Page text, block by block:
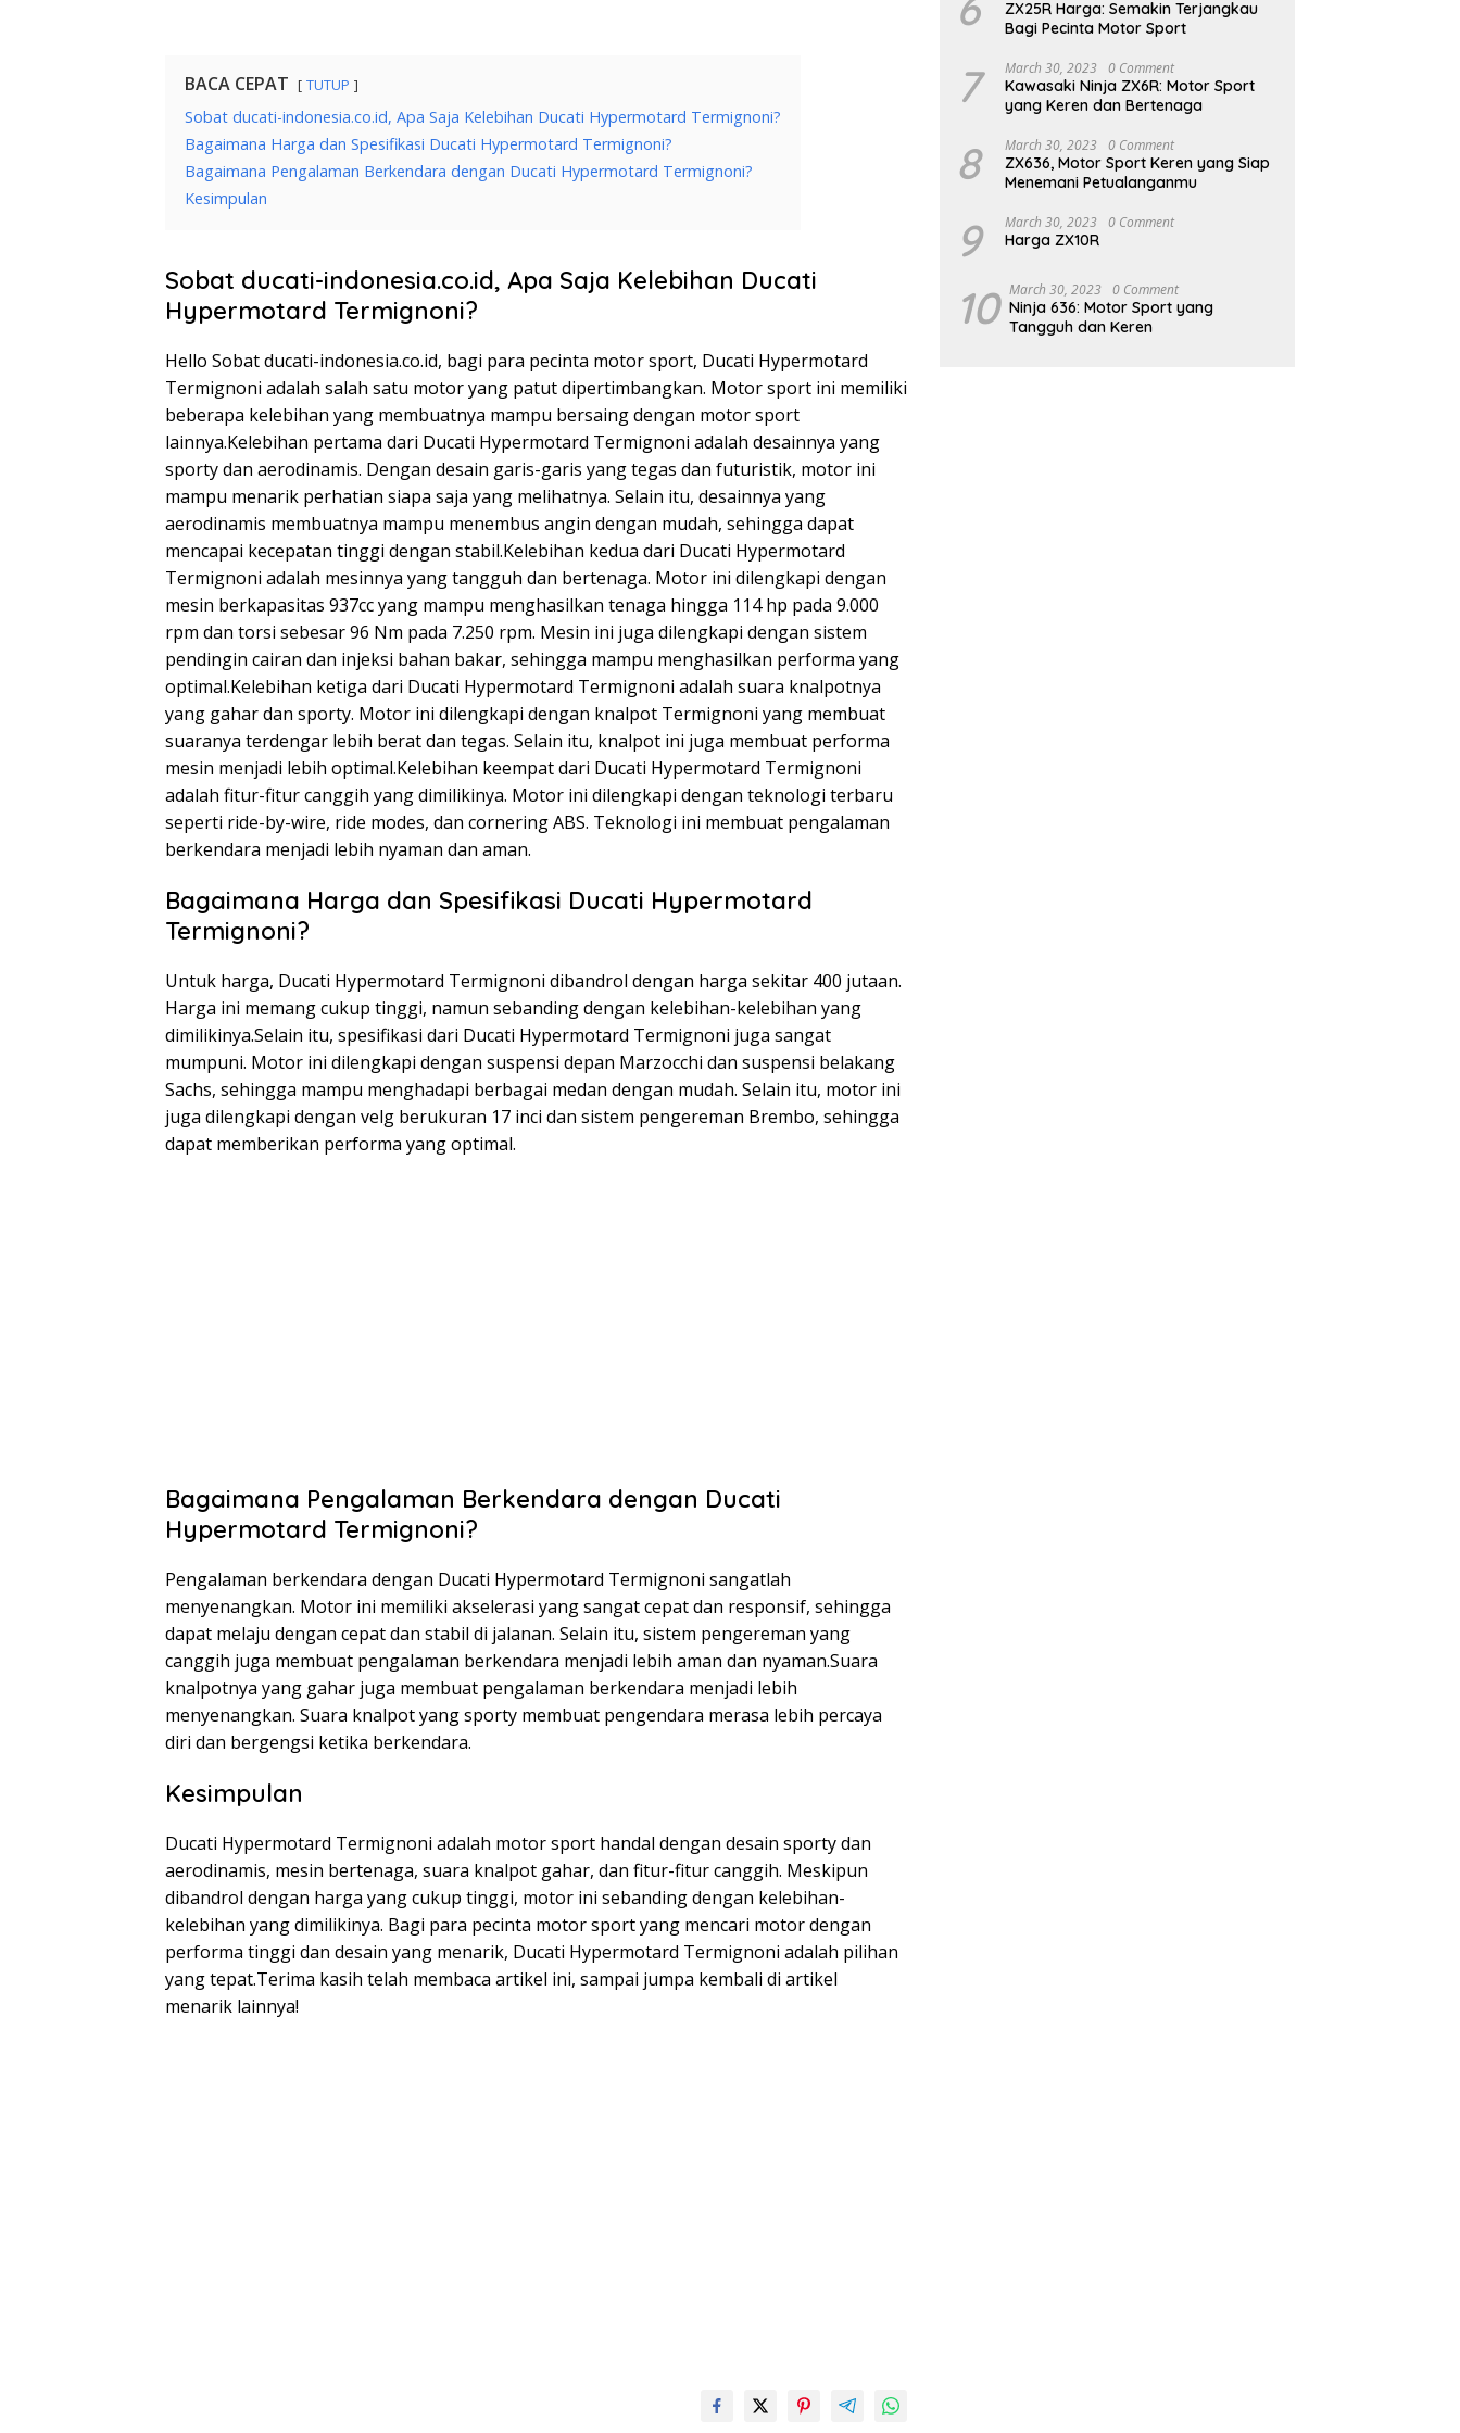
BACA CEPAT TUTUP
Sobat ducati-indonesia.co.id, Apa Saja Kelebihan Ducati Hypermotard Termignoni?
Bagaimana Harga dan Spesifikasi Ducati Hypermotard Termignoni?
Bagaimana Pengalaman Berkendara dengan Ducati Hypermotard Termignoni?
Kesimpulan
Sobat ducati-indonesia.co.id, Apa Saja Kelebihan Ducati
Hypermotard Termignoni?
Hello Sobat ducati-indonesia.co.id, bagi para pecinta motor sport, Ducati Hypermotard
Termignoni adalah salah satu motor yang patut dipertimbangkan. Motor sport ini memiliki
beberapa kelebihan yang membuatnya mampu bersaing dengan motor sport
lainnya.Kelebihan pertama dari Ducati Hypermotard Termignoni adalah desainnya yang
sporty dan aerodinamis. Dengan desain garis-garis yang tegas dan futuristik, motor ini
mampu menarik perhatian siapa saja yang melihatnya. Selain itu, desainnya yang
aerodinamis membuatnya mampu menembus angin dengan mudah, sehingga dapat
mencapai kecepatan tinggi dengan stabil.Kelebihan kedua dari Ducati Hypermotard
Termignoni adalah mesinnya yang tangguh dan bertenaga. Motor ini dilengkapi dengan
mesin berkapasitas 937cc yang mampu menghasilkan tenaga hingga 114 hp pada 9.000
rpm dan torsi sebesar 96 Nm pada 7.250 rpm. Mesin ini juga dilengkapi dengan sistem
pendingin cairan dan injeksi bahan bakar, sehingga mampu menghasilkan performa yang
optimal.Kelebihan ketiga dari Ducati Hypermotard Termignoni adalah suara knalpotnya
yang gahar dan sporty. Motor ini dilengkapi dengan knalpot Termignoni yang membuat
suaranya terdengar lebih berat dan tegas. Selain itu, knalpot ini juga membuat performa
mesin menjadi lebih optimal.Kelebihan keempat dari Ducati Hypermotard Termignoni
adalah fitur-fitur canggih yang dimilikinya. Motor ini dilengkapi dengan teknologi terbaru
seperti ride-by-wire, ride modes, dan cornering ABS. Teknologi ini membuat pengalaman
berkendara menjadi lebih nyaman dan aman.
Bagaimana Harga dan Spesifikasi Ducati Hypermotard
Termignoni?
Untuk harga, Ducati Hypermotard Termignoni dibandrol dengan harga sekitar 400 jutaan.
Harga ini memang cukup tinggi, namun sebanding dengan kelebihan-kelebihan yang
dimilikinya.Selain itu, spesifikasi dari Ducati Hypermotard Termignoni juga sangat
mumpuni. Motor ini dilengkapi dengan suspensi depan Marzocchi dan suspensi belakang
Sachs, sehingga mampu menghadapi berbagai medan dengan mudah. Selain itu, motor ini
juga dilengkapi dengan velg berukuran 17 inci dan sistem pengereman Brembo, sehingga
dapat memberikan performa yang optimal.
Bagaimana Pengalaman Berkendara dengan Ducati
Hypermotard Termignoni?
Pengalaman berkendara dengan Ducati Hypermotard Termignoni sangatlah
menyenangkan. Motor ini memiliki akselerasi yang sangat cepat dan responsif, sehingga
dapat melaju dengan cepat dan stabil di jalanan. Selain itu, sistem pengereman yang
canggih juga membuat pengalaman berkendara menjadi lebih aman dan nyaman.Suara
knalpotnya yang gahar juga membuat pengalaman berkendara menjadi lebih
menyenangkan. Suara knalpot yang sporty membuat pengendara merasa lebih percaya
diri dan bergengsi ketika berkendara.
Kesimpulan
Ducati Hypermotard Termignoni adalah motor sport handal dengan desain sporty dan
aerodinamis, mesin bertenaga, suara knalpot gahar, dan fitur-fitur canggih. Meskipun
dibandrol dengan harga yang cukup tinggi, motor ini sebanding dengan kelebihan-
kelebihan yang dimilikinya. Bagi para pecinta motor sport yang mencari motor dengan
performa tinggi dan desain yang menarik, Ducati Hypermotard Termignoni adalah pilihan
yang tepat.Terima kasih telah membaca artikel ini, sampai jumpa kembali di artikel
menarik lainnya!
ZX25R Harga: Semakin Terjangkau
Bagi Pecinta Motor Sport
7 March 30, 2023 0 Comment
Kawasaki Ninja ZX6R: Motor Sport
yang Keren dan Bertenaga
8 March 30, 2023 0 Comment
ZX636, Motor Sport Keren yang Siap
Menemani Petualanganmu
9 March 30, 2023 0 Comment
Harga ZX10R
10 March 30, 2023 0 Comment
Ninja 636: Motor Sport yang
Tangguh dan Keren